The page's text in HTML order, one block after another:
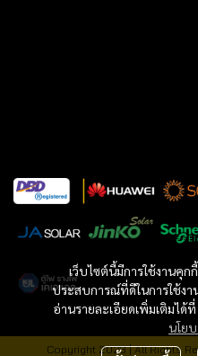
เว็บไซต์นี้มีการใช้งานคุ
ประสบการณ์ที่ดีในการใช้งา
อ่านรายละเอียดเพิ่มเติมได้ที่
นโย
Copyright 2023 | All Rights